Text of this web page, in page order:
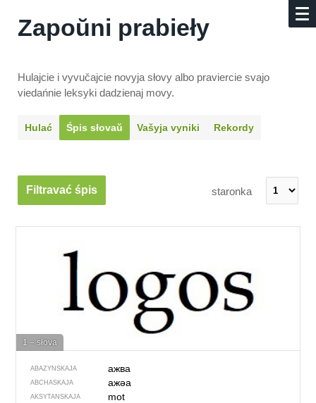
Zapoŭni prabieły
Hulajcie i vyvučajcie novyja słovy albo praviercie svajo
viedańnie leksyki dadzienaj movy.
Hulać Śpis słovaŭ Vašyja vyniki Rekordy
Filtravać śpis staronka
1 – słova
ABAZYNSKAJA ажва
ABCHASKAJA ажәа
AKSYTANSKAJA mot